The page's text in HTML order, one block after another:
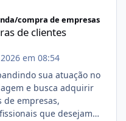
compra de empresas
de clientes
em 08:54
sua atuação no
e busca adquirir
de empresas,
que desejam